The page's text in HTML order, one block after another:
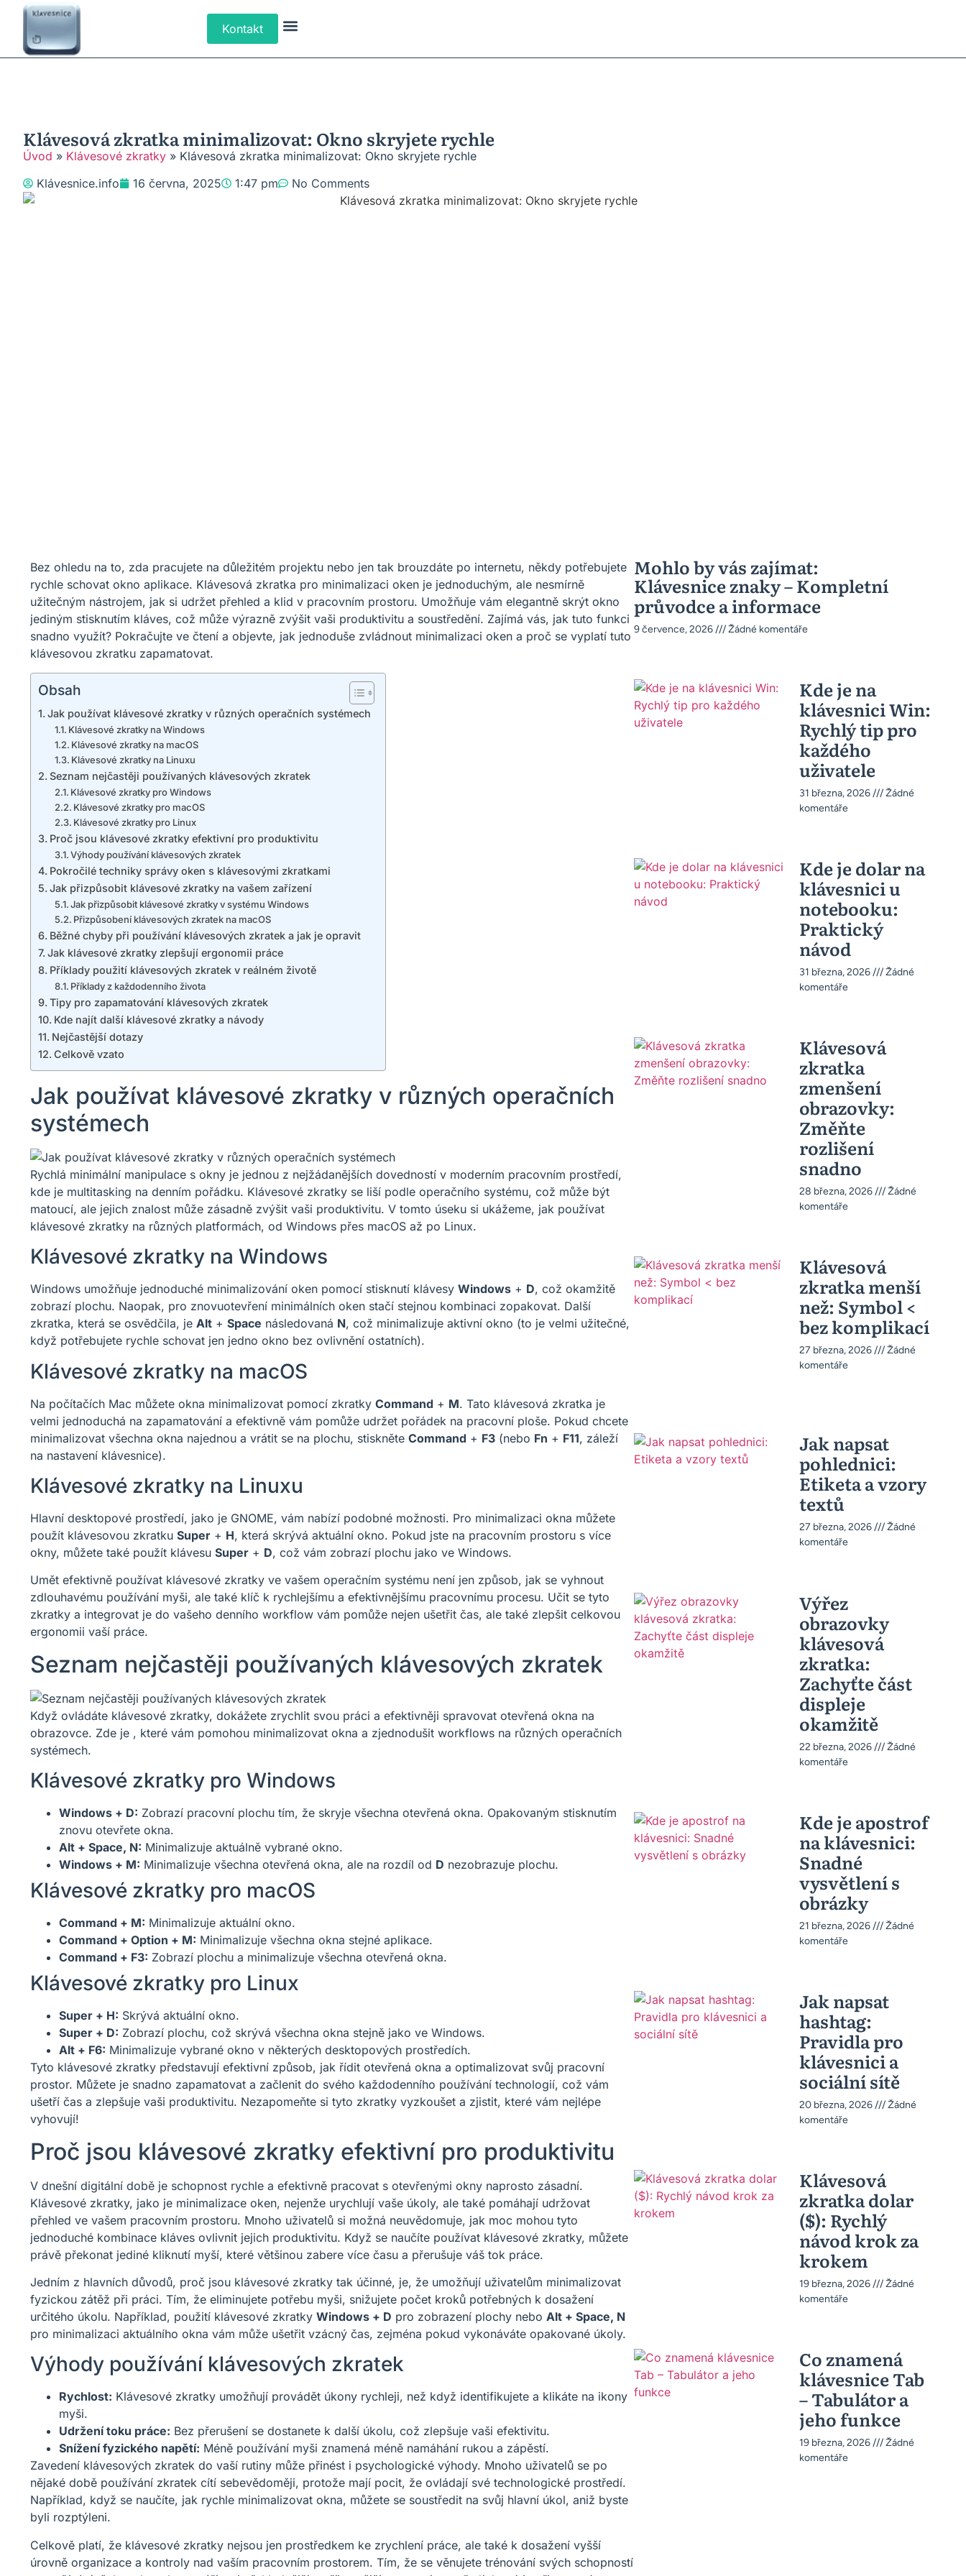
Kontakt
Klávesová zkratka minimalizovat: Okno skryjete rychle
Úvod » Klávesové zkratky » Klávesová zkratka minimalizovat: Okno skryjete rychle
Klávesnice.info
16 června, 2025 1:47 pm No Comments
Bez ohledu na to, zda pracujete na důležitém projektu nebo jen tak brouzdáte po internetu, někdy potřebujete
rychle schovat okno aplikace. Klávesová zkratka pro minimalizaci oken je jednoduchým, ale nesmírně
užitečným nástrojem, jak si udržet přehled a klid v pracovním prostoru. Umožňuje vám elegantně skrýt okno
jediným stisknutím kláves, což může výrazně zvýšit vaši produktivitu a soustředění. Zajímá vás, jak tuto funkci
snadno využít? Pokračujte ve čtení a objevte, jak jednoduše zvládnout minimalizaci oken a proč se vyplatí tuto
klávesovou zkratku zapamatovat.
Obsah
Jak používat klávesové zkratky v různých operačních systémech
Klávesové zkratky na Windows
Klávesové zkratky na macOS
Klávesové zkratky na Linuxu
Seznam nejčastěji používaných klávesových zkratek
Klávesové zkratky pro Windows
Klávesové zkratky pro macOS
Klávesové zkratky pro Linux
Proč jsou klávesové zkratky efektivní pro produktivitu
Výhody používání klávesových zkratek
Pokročilé techniky správy oken s klávesovými zkratkami
Jak přizpůsobit klávesové zkratky na vašem zařízení
Jak přizpůsobit klávesové zkratky v systému Windows
Přizpůsobení klávesových zkratek na macOS
Běžné chyby při používání klávesových zkratek a jak je opravit
Jak klávesové zkratky zlepšují ergonomii práce
Příklady použití klávesových zkratek v reálném životě
Příklady z každodenního života
Tipy pro zapamatování klávesových zkratek
Kde najít další klávesové zkratky a návody
Nejčastější dotazy
Celkově vzato
Jak používat klávesové zkratky v různých operačních
systémech
Rychlá minimální manipulace s okny je jednou z nejžádanějších dovedností v moderním pracovním prostředí,
kde je multitasking na denním pořádku. Klávesové zkratky se liší podle operačního systému, což může být
matoucí, ale jejich znalost může zásadně zvýšit vaši produktivitu. V tomto úseku si ukážeme, jak používat
klávesové zkratky na různých platformách, od Windows přes macOS až po Linux.
Klávesové zkratky na Windows
Windows umožňuje jednoduché minimalizování oken pomocí stisknutí klávesy Windows + D, což okamžitě
zobrazí plochu. Naopak, pro znovuotevření minimálních oken stačí stejnou kombinaci zopakovat. Další
zkratka, která se osvědčila, je Alt + Space následovaná N, což minimalizuje aktivní okno (to je velmi užitečné,
když potřebujete rychle schovat jen jedno okno bez ovlivnění ostatních).
Klávesové zkratky na macOS
Na počítačích Mac můžete okna minimalizovat pomocí zkratky Command + M. Tato klávesová zkratka je
velmi jednoduchá na zapamatování a efektivně vám pomůže udržet pořádek na pracovní ploše. Pokud chcete
minimalizovat všechna okna najednou a vrátit se na plochu, stiskněte Command + F3 (nebo Fn + F11, záleží
na nastavení klávesnice).
Klávesové zkratky na Linuxu
Hlavní desktopové prostředí, jako je GNOME, vám nabízí podobné možnosti. Pro minimalizaci okna můžete
použít klávesovou zkratku Super + H, která skrývá aktuální okno. Pokud jste na pracovním prostoru s více
okny, můžete také použít klávesu Super + D, což vám zobrazí plochu jako ve Windows.
Umět efektivně používat klávesové zkratky ve vašem operačním systému není jen způsob, jak se vyhnout
zdlouhavému používání myši, ale také klíč k rychlejšímu a efektivnějšímu pracovnímu procesu. Učit se tyto
zkratky a integrovat je do vašeho denního workflow vám pomůže nejen ušetřit čas, ale také zlepšit celkovou
ergonomii vaší práce.
Seznam nejčastěji používaných klávesových zkratek
Když ovládáte klávesové zkratky, dokážete zrychlit svou práci a efektivněji spravovat otevřená okna na
obrazovce. Zde je , které vám pomohou minimalizovat okna a zjednodušit workflows na různých operačních
systémech.
Klávesové zkratky pro Windows
Windows + D: Zobrazí pracovní plochu tím, že skryje všechna otevřená okna. Opakovaným stisknutím
znovu otevřete okna.
Alt + Space, N: Minimalizuje aktuálně vybrané okno.
Windows + M: Minimalizuje všechna otevřená okna, ale na rozdíl od D nezobrazuje plochu.
Klávesové zkratky pro macOS
Command + M: Minimalizuje aktuální okno.
Command + Option + M: Minimalizuje všechna okna stejné aplikace.
Command + F3: Zobrazí plochu a minimalizuje všechna otevřená okna.
Klávesové zkratky pro Linux
Super + H: Skrývá aktuální okno.
Super + D: Zobrazí plochu, což skrývá všechna okna stejně jako ve Windows.
Alt + F6: Minimalizuje vybrané okno v některých desktopových prostředích.
Tyto klávesové zkratky představují efektivní způsob, jak řídit otevřená okna a optimalizovat svůj pracovní
prostor. Můžete je snadno zapamatovat a začlenit do svého každodenního používání technologií, což vám
ušetří čas a zlepšuje vaši produktivitu. Nezapomeňte si tyto zkratky vyzkoušet a zjistit, které vám nejlépe
vyhovují!
Proč jsou klávesové zkratky efektivní pro produktivitu
V dnešní digitální době je schopnost rychle a efektivně pracovat s otevřenými okny naprosto zásadní.
Klávesové zkratky, jako je minimalizace oken, nejenže urychlují vaše úkoly, ale také pomáhají udržovat
přehled ve vašem pracovním prostoru. Mnoho uživatelů si možná neuvědomuje, jak moc mohou tyto
jednoduché kombinace kláves ovlivnit jejich produktivitu. Když se naučíte používat klávesové zkratky, můžete
právě překonat jediné kliknutí myší, které většinou zabere více času a přerušuje váš tok práce.
Jedním z hlavních důvodů, proč jsou klávesové zkratky tak účinné, je, že umožňují uživatelům minimalizovat
fyzickou zátěž při práci. Tím, že eliminujete potřebu myši, snižujete počet kroků potřebných k dosažení
určitého úkolu. Například, použití klávesové zkratky Windows + D pro zobrazení plochy nebo Alt + Space, N
pro minimalizaci aktuálního okna vám může ušetřit vzácný čas, zejména pokud vykonáváte opakované úkoly.
Výhody používání klávesových zkratek
Rychlost: Klávesové zkratky umožňují provádět úkony rychleji, než když identifikujete a klikáte na ikony
myši.
Udržení toku práce: Bez přerušení se dostanete k další úkolu, což zlepšuje vaši efektivitu.
Snížení fyzického napětí: Méně používání myši znamená méně namáhání rukou a zápěstí.
Zavedení klávesových zkratek do vaší rutiny může přinést i psychologické výhody. Mnoho uživatelů se po
nějaké době používání zkratek cítí sebevědoměji, protože mají pocit, že ovládají své technologické prostředí.
Například, když se naučíte, jak rychle minimalizovat okna, můžete se soustředit na svůj hlavní úkol, aniž byste
byli rozptýleni.
Celkově platí, že klávesové zkratky nejsou jen prostředkem ke zrychlení práce, ale také k dosažení vyšší
úrovně organizace a kontroly nad vaším pracovním prostorem. Tím, že se věnujete trénování svých schopností
Mohlo by vás zajímat:
Klávesnice znaky – Kompletní
průvodce a informace
9 července, 2026 Žádné komentáře
Kde je na
klávesnici Win:
Rychlý tip pro
každého
uživatele
31 března, 2026
Žádné
komentáře
Kde je dolar na
klávesnici u
notebooku:
Praktický
návod
31 března, 2026
Žádné
komentáře
Klávesová
zkratka
zmenšení
obrazovky:
Změňte
rozlišení
snadno
28 března, 2026
Žádné
komentáře
Klávesová
zkratka menší
než: Symbol <
bez komplikací
27 března, 2026
Žádné
komentáře
Jak napsat
pohlednici:
Etiketa a vzory
textů
27 března, 2026
Žádné
komentáře
Výřez
obrazovky
klávesová
zkratka:
Zachyťte část
displeje
okamžitě
22 března, 2026
Žádné
komentáře
Kde je apostrof
na klávesnici:
Snadné
vysvětlení s
obrázky
21 března, 2026
Žádné
komentáře
Jak napsat
hashtag:
Pravidla pro
klávesnici a
sociální sítě
20 března, 2026
Žádné
komentáře
Klávesová
zkratka dolar
($): Rychlý
návod krok za
krokem
19 března, 2026
Žádné
komentáře
Co znamená
klávesnice Tab
– Tabulátor a
jeho funkce
19 března, 2026
Žádné
komentáře